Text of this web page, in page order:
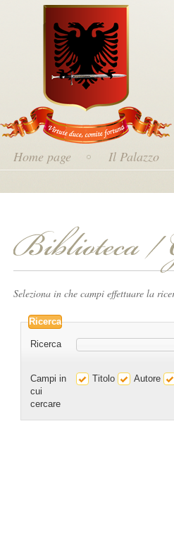
Home page Il Palazzo
Seleziona in che campi effettuare la
Ricerca
Ricerca
Campi in
cui
cercare
Titolo Autore